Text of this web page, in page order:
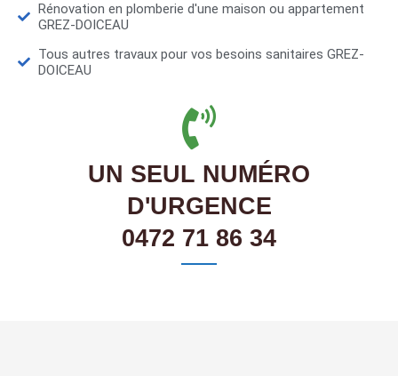
Rénovation en plomberie d'une maison ou appartement
GREZ-DOICEAU
Tous autres travaux pour vos besoins sanitaires GREZ-
DOICEAU
UN SEUL NUMÉRO
D'URGENCE
0472 71 86 34